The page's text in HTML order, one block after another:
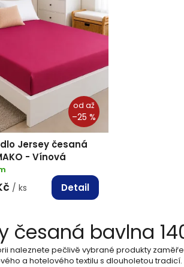
od až
–25 %
Jersey česaná
- Vínová
/ ks Detail
česaná bavlna
naleznete pečlivě vybrané produkty
a hotelového textilu s dlouholetou tradicí.